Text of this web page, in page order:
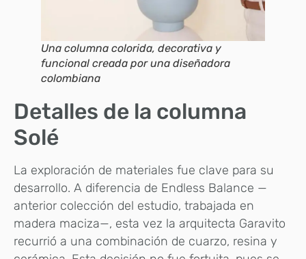
Una columna colorida, decorativa y
funcional creada por una diseñadora
colombiana
Detalles de la columna
Solé
La exploración de materiales fue clave para su
desarrollo. A diferencia de Endless Balance —
anterior colección del estudio, trabajada en
madera maciza—, esta vez la arquitecta Garavito
recurrió a una combinación de cuarzo, resina y